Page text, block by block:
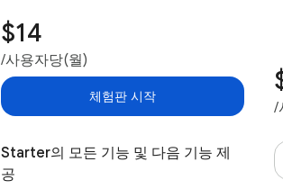
$14
/사용자당(월)
체험판 시작
Starter의 모든 기능 및 다음 기능 제
공
/